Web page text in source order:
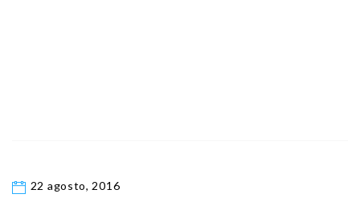
22 agosto, 2016